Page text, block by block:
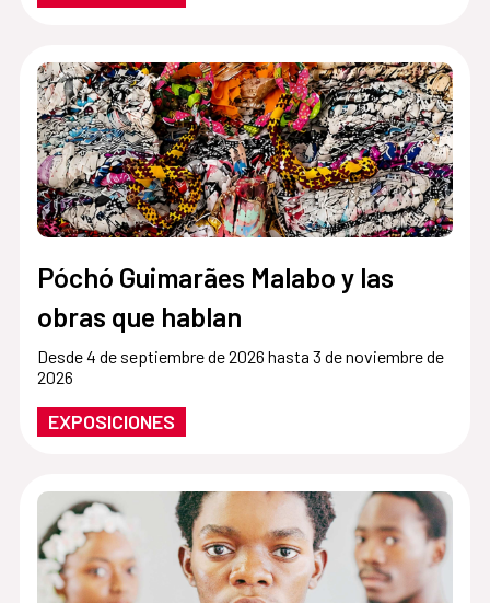
Póchó Guimarães Malabo y las
obras que hablan
Desde 4 de septiembre de 2026 hasta 3 de noviembre de
2026
EXPOSICIONES